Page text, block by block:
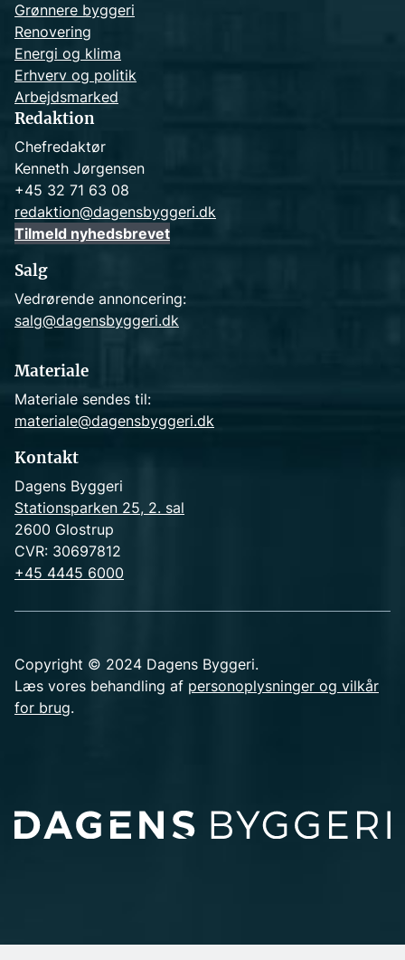
Grønnere byggeri
Renovering
Energi og klima
Erhverv og politik
Arbejdsmarked
Redaktion
Chefredaktør
Kenneth Jørgensen
+45 32 71 63 08
redaktion@dagensbyggeri.dk
Tilmeld nyhedsbrevet
Salg
Vedrørende annoncering:
salg@dagensbyggeri.dk
Materiale
Materiale sendes til:
materiale@dagensbyggeri.dk
Kontakt
Dagens Byggeri
Stationsparken 25, 2. sal
2600 Glostrup
CVR: 30697812
+45 4445 6000
Copyright © 2024 Dagens Byggeri.
Læs vores behandling af personoplysninger og vilkår
for brug.